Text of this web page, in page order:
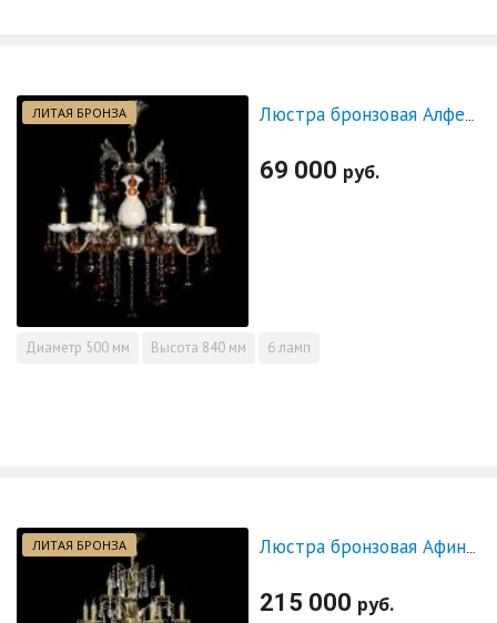
ЛИТАЯ БРОНЗА
69 000 руб.
Диаметр 500 мм Высота 840 мм 6 ламп
ЛИТАЯ БРОНЗА
215 000 руб.